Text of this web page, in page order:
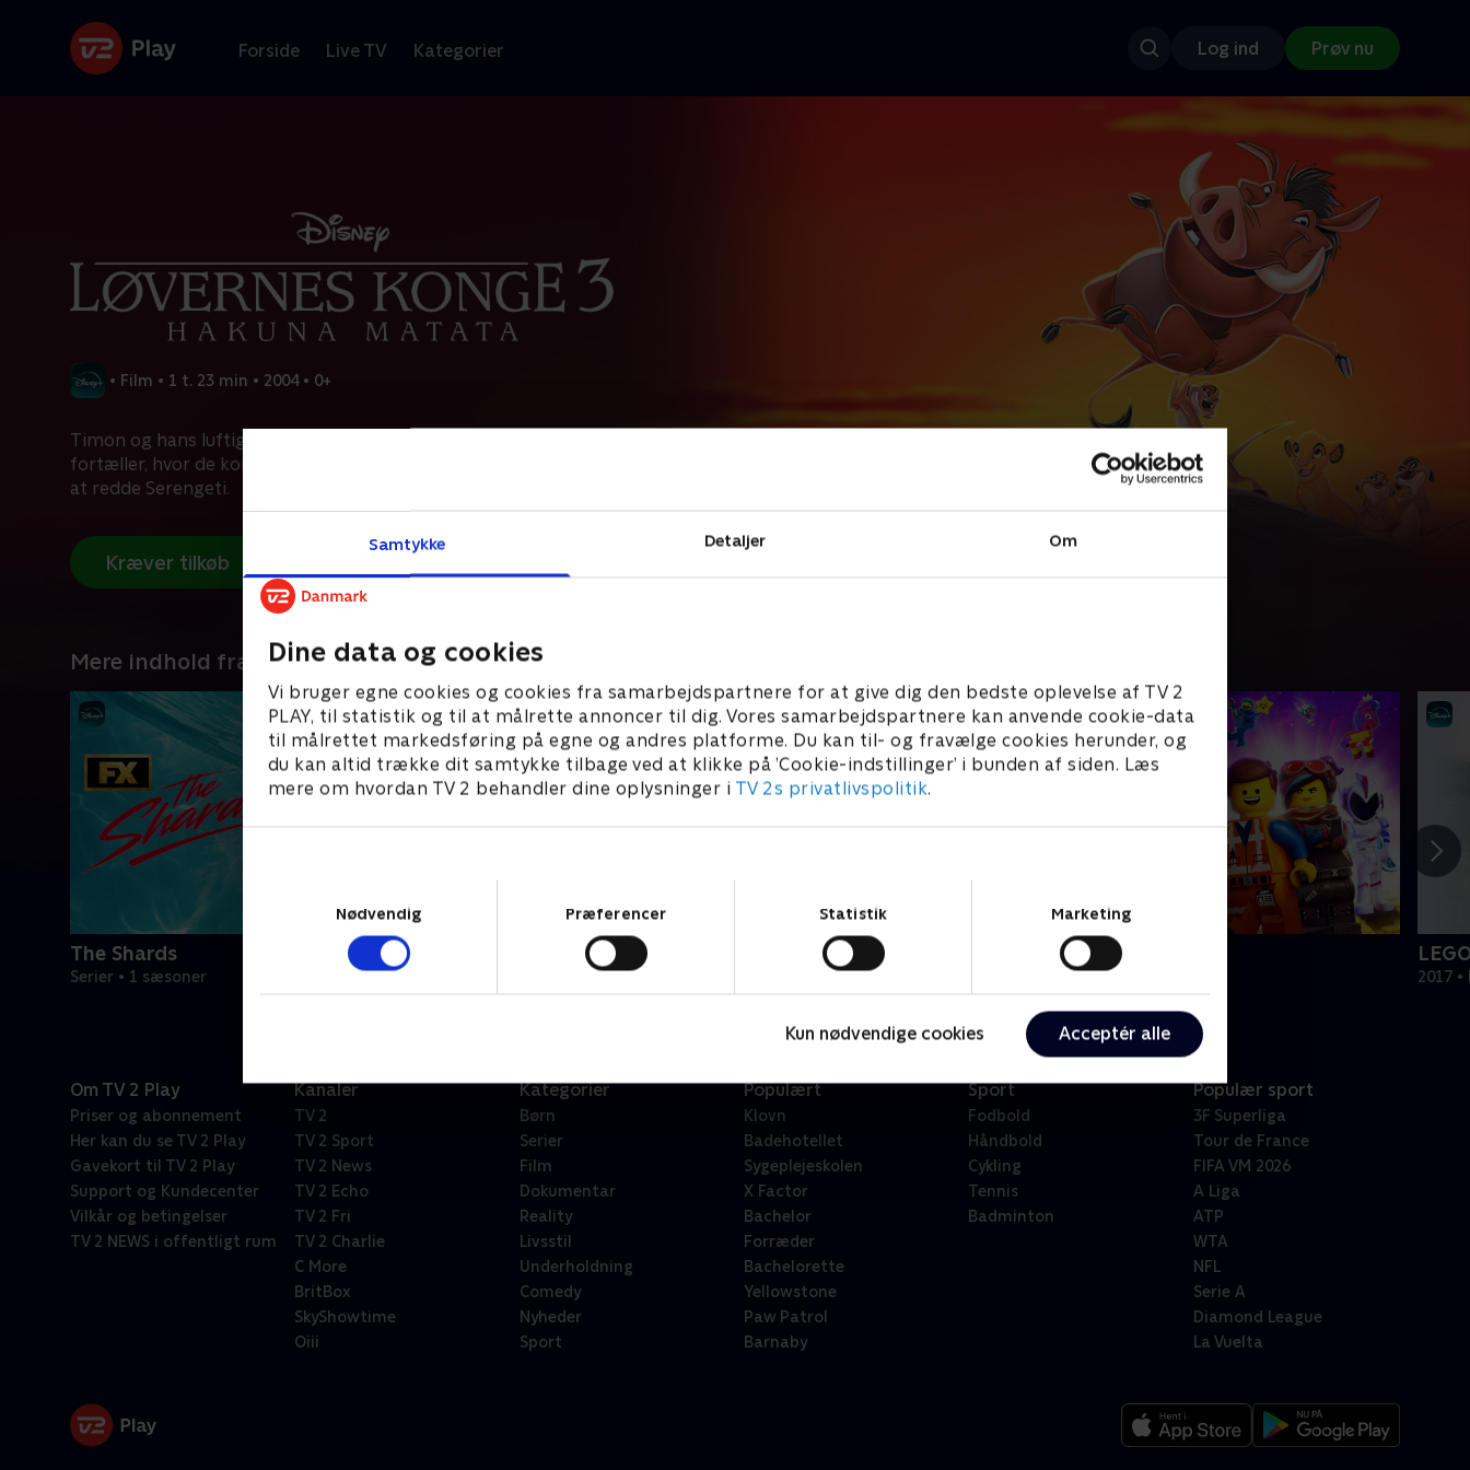
Samtykke Detaljer Om
Dine data og cookies
Vi bruger egne cookies og cookies fra samarbejdspartnere for at give dig den bedste oplevelse af TV 2
PLAY, til statistik og til at målrette annoncer til dig. Vores samarbejdspartnere kan anvende cookie-data
til målrettet markedsføring på egne og andres platforme. Du kan til- og fravælge cookies herunder, og
du kan altid trække dit samtykke tilbage ved at klikke på ’Cookie-indstillinger’ i bunden af siden. Læs
mere om hvordan TV 2 behandler dine oplysninger i TV 2s privatlivspolitik.
Nødvendig
Præferencer Statistik Marketing
Kun nødvendige cookies Acceptér alle
Forside Live TV Kategorier Log ind Prøv nu
• Film • 1 t. 23 min • 2004 • 0+
Timon og hans luftige ven Pumba - savannens ægte helte -
fortæller, hvor de kommer fra, og hvordan de hjalp Simba med
at redde Serengeti.
Kræver tilkøb
Mere indhold fra Disney+
The Shards
Serier • 1 sæsoner
Star Wars: Visions Presents - The Ninth Jedi
Serier • 1 sæsoner
LEGO filmen 2
2019 • Film • 1 t. 47 min 2017
Om TV 2 Play
Priser og abonnement
Her kan du se TV 2 Play
Gavekort til TV 2 Play
Support og Kundecenter
Vilkår og betingelser
TV 2 NEWS i offentligt rum
Kanaler
TV 2
TV 2 Sport
TV 2 News
TV 2 Echo
TV 2 Fri
TV 2 Charlie
C More
BritBox
SkyShowtime
Oiii
Kategorier
Børn
Serier
Film
Dokumentar
Reality
Livsstil
Underholdning
Comedy
Nyheder
Sport
Populært
Klovn
Badehotellet
Sygeplejeskolen
X Factor
Bachelor
Forræder
Bachelorette
Yellowstone
Paw Patrol
Barnaby
Sport
Fodbold
Håndbold
Cykling
Tennis
Badminton
Populær sport
3F Superliga
Tour de France
FIFA VM 2026
A Liga
ATP
WTA
NFL
Serie A
Diamond League
La Vuelta